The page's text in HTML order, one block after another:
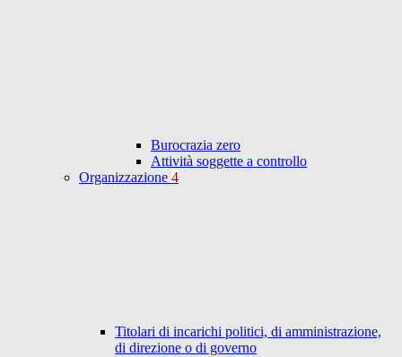
Burocrazia zero
Attività soggette a controllo
Organizzazione 4
Titolari di incarichi politici, di amministrazione,
di direzione o di governo